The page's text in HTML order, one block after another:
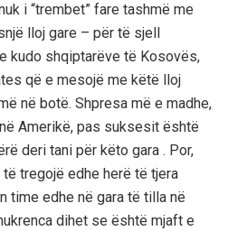
i “trembet” fare tashmë me
lloj gare – për të sjell
kudo shqiptarëve të Kosovës,
që e mesojë me këtë lloj
në botë. Shpresa më e madhe,
Amerikë, pas suksesit është
deri tani për këto gara . Por,
tregojë edhe herë të tjera
time edhe në gara të tilla në
dihet se është mjaft e